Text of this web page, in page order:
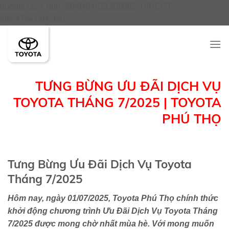
TƯNG BỪNG ƯU ĐÃI DỊCH VỤ
TOYOTA THÁNG 7/2025 | TOYOTA
PHÚ THỌ
Tưng Bừng Ưu Đãi Dịch Vụ Toyota
Tháng 7/2025
Hôm nay, ngày 01/07/2025, Toyota Phú Thọ chính thức
khởi động chương trình Ưu Đãi Dịch Vụ Toyota Tháng
7/2025 được mong chờ nhất mùa hè. Với mong muốn